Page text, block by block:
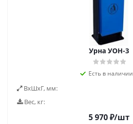
Урна УОН-3
Есть в наличии
ВxШxГ, мм:
Вес, кг:
5 970₽/шт